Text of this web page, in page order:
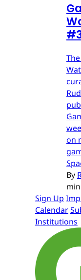
on
By
Sign Up
Calendar
Institutions